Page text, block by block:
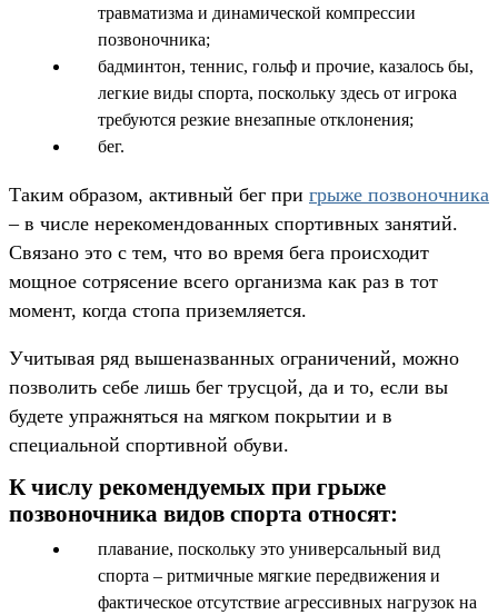
травматизма и динамической компрессии
позвоночника;
бадминтон, теннис, гольф и прочие, казалось бы,
легкие виды спорта, поскольку здесь от игрока
требуются резкие внезапные отклонения;
бег.
Таким образом, активный бег при грыже позвоночника
– в числе нерекомендованных спортивных занятий.
Связано это с тем, что во время бега происходит
мощное сотрясение всего организма как раз в тот
момент, когда стопа приземляется.
Учитывая ряд вышеназванных ограничений, можно
позволить себе лишь бег трусцой, да и то, если вы
будете упражняться на мягком покрытии и в
специальной спортивной обуви.
К числу рекомендуемых при грыже
позвоночника видов спорта относят:
плавание, поскольку это универсальный вид
спорта – ритмичные мягкие передвижения и
фактическое отсутствие агрессивных нагрузок на